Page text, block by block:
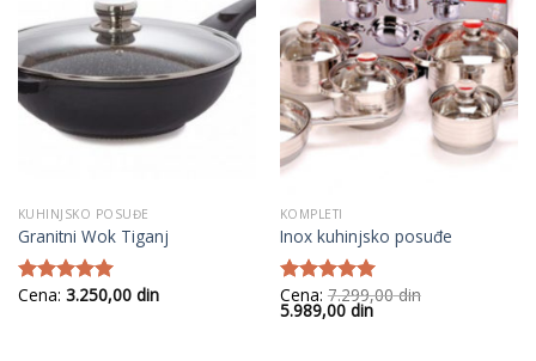
Add to
Wishlist
KUHINJSKO POSUĐE
Granitni Wok Tiganj
Ocenjeno
Cena: 3.250,00din
Add to
Wishlist
KOMPLETI
Inox kuhinjsko posuđe
Ocenjeno
sa5.00od
Cena: 7.299,00din
Originalna
cena
5.989,00dinTrenutna
cena